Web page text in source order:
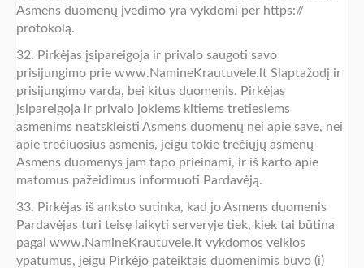
Asmens duomenų įvedimo yra vykdomi per https://
protokolą.
32. Pirkėjas įsipareigoja ir privalo saugoti savo
prisijungimo prie www.NamineKrautuvele.lt Slaptažodį ir
prisijungimo vardą, bei kitus duomenis. Pirkėjas
įsipareigoja ir privalo jokiems kitiems tretiesiems
asmenims neatskleisti Asmens duomenų nei apie save, nei
apie trečiuosius asmenis, jeigu tokie trečiųjų asmenų
Asmens duomenys jam tapo prieinami, ir iš karto apie
matomus pažeidimus informuoti Pardavėją.
33. Pirkėjas iš anksto sutinka, kad jo Asmens duomenis
Pardavėjas turi teisę laikyti serveryje tiek, kiek tai būtina
pagal www.NamineKrautuvele.lt vykdomos veiklos
ypatumus, jeigu Pirkėjo pateiktais duomenimis buvo (i)